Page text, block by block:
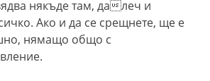
някъде там, далеч и
Ако и да се срещнете, ще е
нямащо общо с